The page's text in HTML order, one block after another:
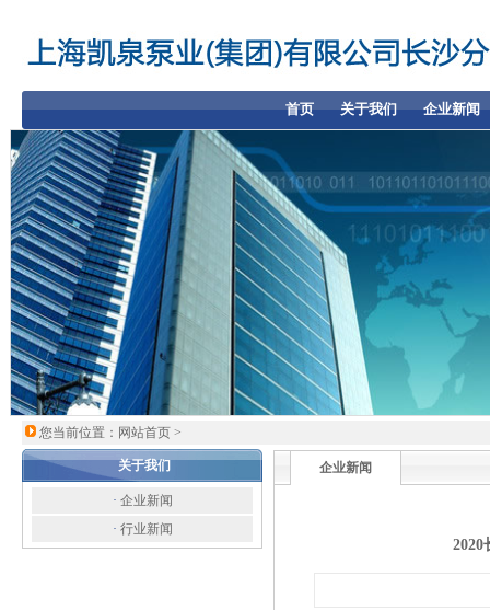
首页 关于我们 企业新闻
您当前位置： 网站首页 >
关于我们
· 企业新闻
· 行业新闻
企业新闻
2020